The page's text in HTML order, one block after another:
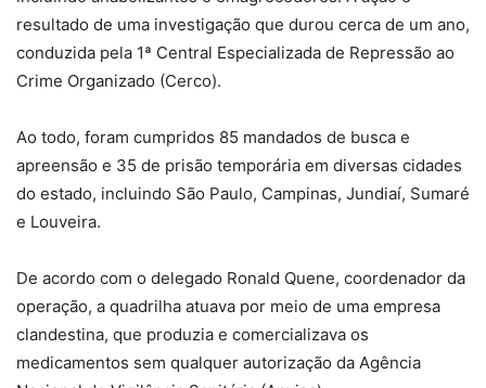
resultado de uma investigação que durou cerca de um ano,
conduzida pela 1ª Central Especializada de Repressão ao
Crime Organizado (Cerco).
Ao todo, foram cumpridos 85 mandados de busca e
apreensão e 35 de prisão temporária em diversas cidades
do estado, incluindo São Paulo, Campinas, Jundiaí, Sumaré
e Louveira.
De acordo com o delegado Ronald Quene, coordenador da
operação, a quadrilha atuava por meio de uma empresa
clandestina, que produzia e comercializava os
medicamentos sem qualquer autorização da Agência